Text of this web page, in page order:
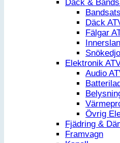
Däck &
Däck
Fälgar
Elektronik
Audio
Övrig
Fjädring &
Framvagn